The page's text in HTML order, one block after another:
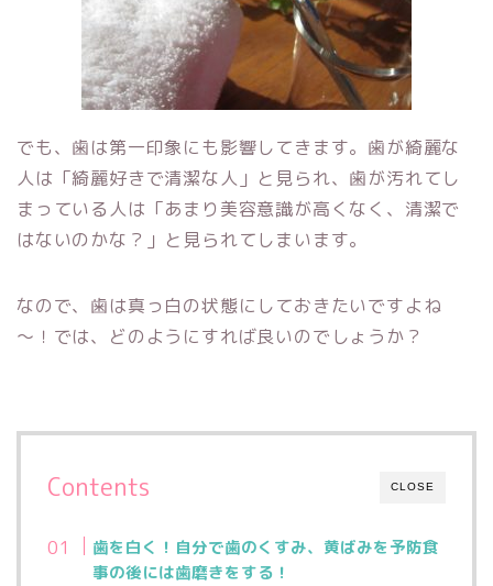
でも、歯は第一印象にも影響してきます。歯が綺麗な
人は「綺麗好きで清潔な人」と見られ、歯が汚れてし
まっている人は「あまり美容意識が高くなく、清潔で
はないのかな？」と見られてしまいます。
なので、歯は真っ白の状態にしておきたいですよね
～！では、どのようにすれば良いのでしょうか？
CLOSE
Contents
歯を白く！自分で歯のくすみ、黄ばみを予防食
事の後には歯磨きをする！